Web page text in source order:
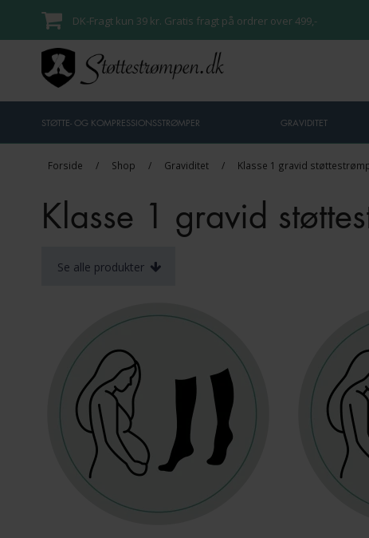
DK-Fragt kun 39 kr. Gratis fragt på ordrer over 499,-
STØTTE- OG KOMPRESSIONSSTRØMPER GRAVIDITET
Forside / Shop / Graviditet / Klasse 1 gravid
Klasse 1 gravid
Se alle produkter